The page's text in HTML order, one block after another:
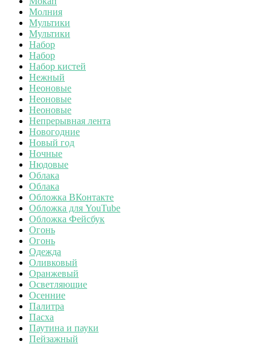
Молния
Мультики
Мультики
Набор
Набор
Набор кистей
Нежный
Неоновые
Неоновые
Неоновые
Непрерывная лента
Новогодние
Новый год
Ночные
Нюдовые
Облака
Облака
Обложка ВКонтакте
Обложка для YouTube
Обложка Фейсбук
Огонь
Огонь
Одежда
Оливковый
Оранжевый
Осветляющие
Осенние
Палитра
Пасха
Паутина и пауки
Пейзажный